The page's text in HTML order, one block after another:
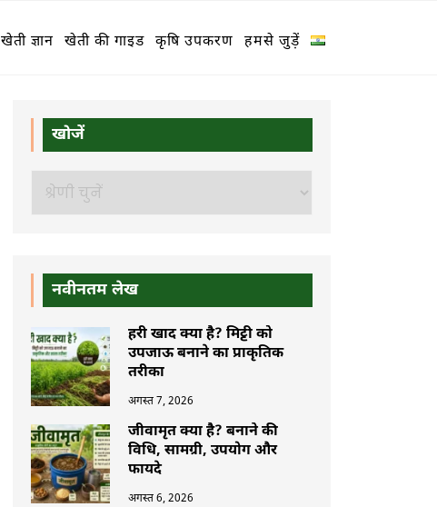
खेती ज्ञान खेती की गाइड कृषि उपकरण हमसे जुड़ें
खोजें
खोजें
नवीनतम लेख
हरी खाद क्या है? मिट्टी को
उपजाऊ बनाने का प्राकृतिक
तरीका
अगस्त 7, 2026
जीवामृत क्या है? बनाने की
विधि, सामग्री, उपयोग और
फायदे
अगस्त 6, 2026